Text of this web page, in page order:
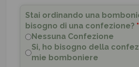
Stai ordinando una
bisogno di una confezione? *
Nessuna Confezione
Si, ho bisogno della
mie bomboniere